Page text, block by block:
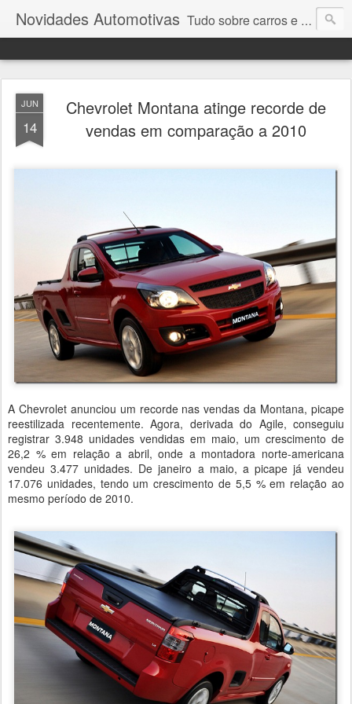
Novidades Automotivas Tudo sobre carros e motores
JUN
14
Chevrolet Montana atinge recorde de
vendas em comparação a 2010
A Chevrolet anunciou um recorde nas vendas da Montana, picape
reestilizada recentemente. Agora, derivada do Agile, conseguiu
registrar 3.948 unidades vendidas em maio, um crescimento de
26,2 % em relação a abril, onde a montadora norte-americana
vendeu 3.477 unidades. De janeiro a maio, a picape já vendeu
17.076 unidades, tendo um crescimento de 5,5 % em relação ao
mesmo período de 2010.